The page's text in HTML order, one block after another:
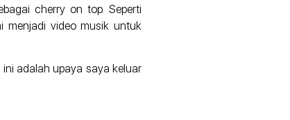
cherry on top. Seperti
menjadi video musik untuk
ini adalah upaya saya keluar